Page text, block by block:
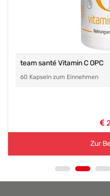
team santé Vitamin C OPC
60 Kapseln zum Einnehmen
Zur